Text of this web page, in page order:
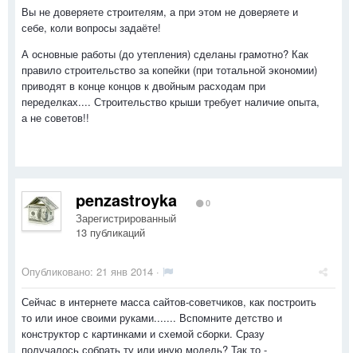
Вы не доверяете строителям, а при этом не доверяете и
себе, коли вопросы задаёте!
А основные работы (до утепления) сделаны грамотно? Как
правило строительство за копейки (при тотальной экономии)
приводят в конце концов к двойным расходам при
переделках.... Строительство крыши требует наличие опыта,
а не советов!!
penzastroyka 0
Зарегистрированный
13 публикаций
Опубликовано: 21 янв 2014 ·
Сейчас в интернете масса сайтов-советчиков, как построить
то или иное своими руками....... Вспомните детство и
конструктор с картинками и схемой сборки. Сразу
получалось собрать ту или иную модель? Так то -